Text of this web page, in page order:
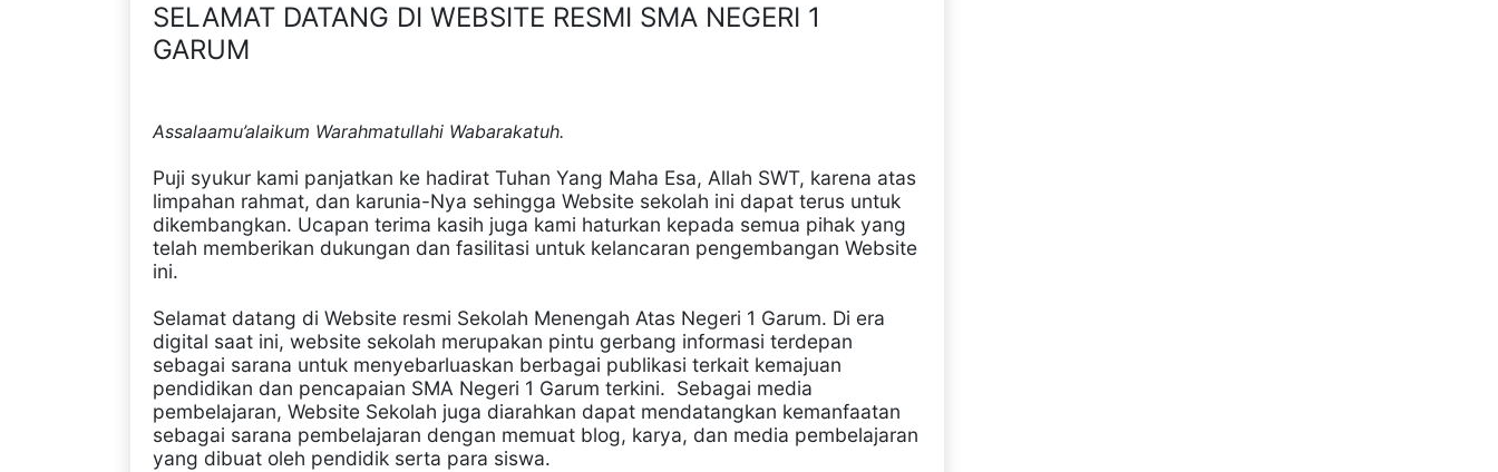
SELAMAT DATANG DI WEBSITE RESMI SMA NEGERI 1
GARUM
Assalaamu’alaikum Warahmatullahi Wabarakatuh.
Puji syukur kami panjatkan ke hadirat Tuhan Yang Maha Esa, Allah SWT, karena atas
limpahan rahmat, dan karunia-Nya sehingga Website sekolah ini dapat terus untuk
dikembangkan. Ucapan terima kasih juga kami haturkan kepada semua pihak yang
telah memberikan dukungan dan fasilitasi untuk kelancaran pengembangan Website
ini.
Selamat datang di Website resmi Sekolah Menengah Atas Negeri 1 Garum. Di era
digital saat ini, website sekolah merupakan pintu gerbang informasi terdepan
sebagai sarana untuk menyebarluaskan berbagai publikasi terkait kemajuan
pendidikan dan pencapaian SMA Negeri 1 Garum terkini. Sebagai media
pembelajaran, Website Sekolah juga diarahkan dapat mendatangkan kemanfaatan
sebagai sarana pembelajaran dengan memuat blog, karya, dan media pembelajaran
yang dibuat oleh pendidik serta para siswa.